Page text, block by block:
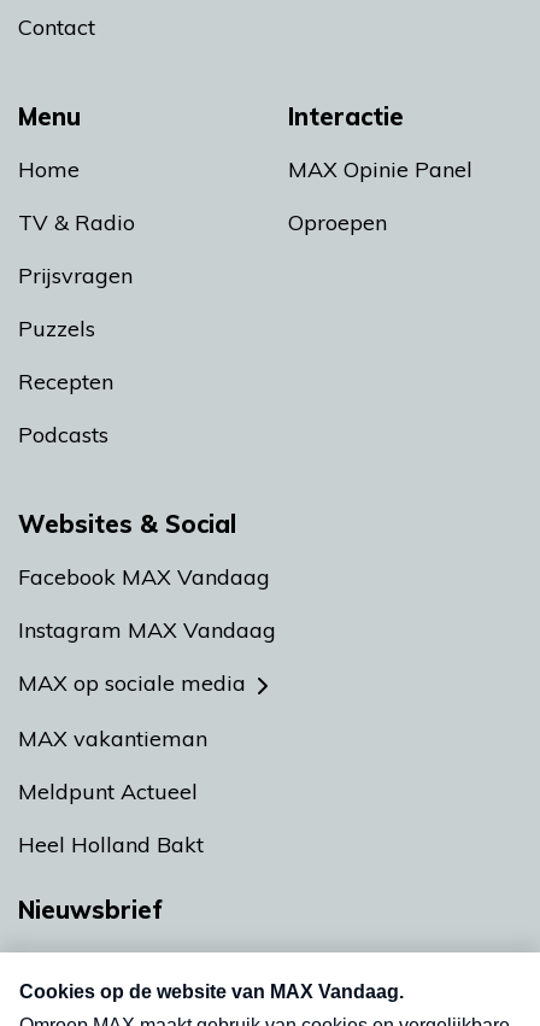
Menu
Home
TV & Radio
Prijsvragen
Puzzels
Recepten
Podcasts
Interactie
MAX Opinie Panel
Oproepen
Contact
Websites & Social
Facebook MAX Vandaag
Instagram MAX Vandaag
MAX op sociale media
MAX vakantieman
Meldpunt Actueel
Heel Holland Bakt
Nieuwsbrief
nieuwsbrief. Elke vrijdag- en dinsdagochtend in
uw mailbox.